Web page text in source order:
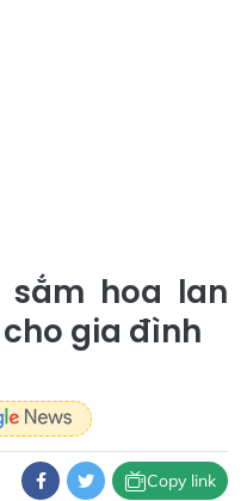
hoa lan
gia đình
Copy link